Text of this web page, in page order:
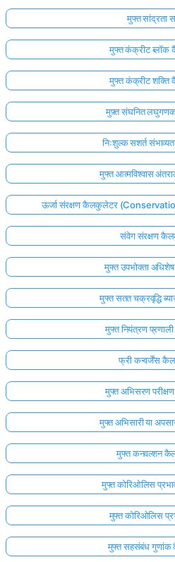
मुफ्त सांद्रता
मुफ्त कंक्रीट
मुफ्त कंक्रीट
मुफ़्त संघनित
निःशुल्क सशर्त
मुफ्त आत्मविश्वास
ऊर्जा संरक्षण कैलकुलेटर
संवेग संरक्षण
मुफ्त उपभोक्ता
मुफ्त सतत चक्रवृद्धि
मुफ्त नियंत्रण
फ्री कन्वर्जेंस
मुफ्त अभिसरण
मुफ्त अभिसारी या
मुफ्त कनवल्शन
मुफ्त कोरिओलिस
मुफ्त कोरिओलिस
मुफ्त सहसंबंध